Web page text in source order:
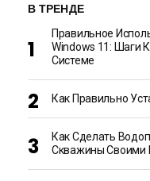
В ТРЕНДЕ
Правильное
Windows 11: Шаги
Системе
Как Правильно
Как Сделать
Скважины Своими